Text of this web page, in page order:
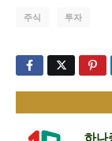
주식 투자
하나